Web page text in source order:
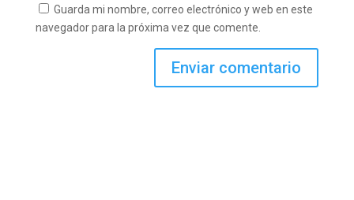
Guarda mi nombre, correo electrónico y web en este
navegador para la próxima vez que comente.